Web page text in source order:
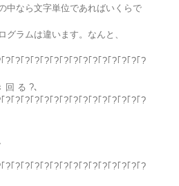
中なら文字単位であればいくらで
グラムは違います。なんと、
?｢?｢?｢?｢?｢?｢?｢?｢?｢?｢?｢?｢?｢?｢?
回 る ?､
?｢?｢?｢?｢?｢?｢?｢?｢?｢?｢?｢?｢?｢?｢?
?｢?｢?｢?｢?｢?｢?｢?｢?｢?｢?｢?｢?｢?｢?